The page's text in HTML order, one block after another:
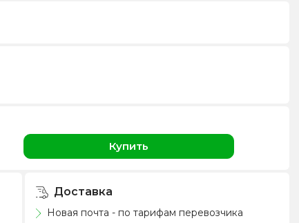
Купить
Доставка
Новая почта - по тарифам перевозчика